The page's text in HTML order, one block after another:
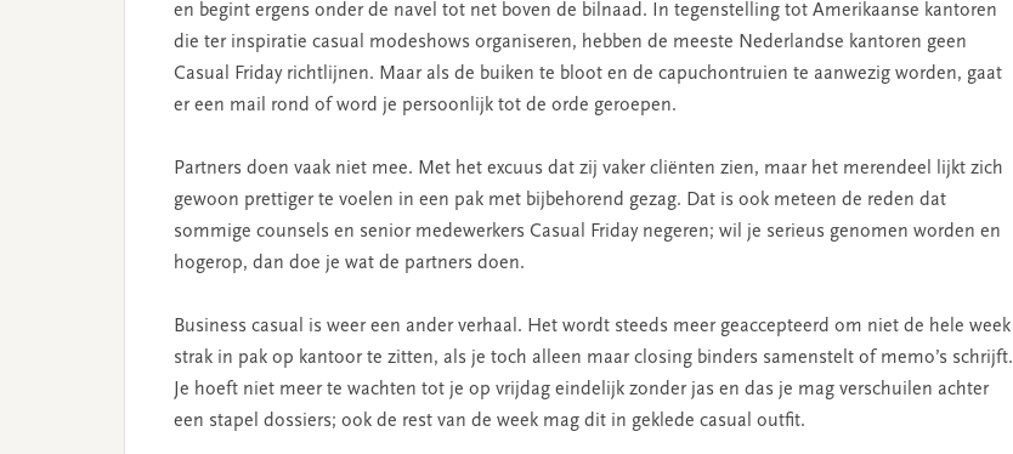
en begint ergens onder de navel tot net boven de bilnaad. In tegenstelling tot Amerikaanse kantoren
die ter inspiratie casual modeshows organiseren, hebben de meeste Nederlandse kantoren geen
Casual Friday richtlijnen. Maar als de buiken te bloot en de capuchontruien te aanwezig worden, gaat
er een mail rond of word je persoonlijk tot de orde geroepen.
Partners doen vaak niet mee. Met het excuus dat zij vaker cliënten zien, maar het merendeel lijkt zich
gewoon prettiger te voelen in een pak met bijbehorend gezag. Dat is ook meteen de reden dat
sommige counsels en senior medewerkers Casual Friday negeren; wil je serieus genomen worden en
hogerop, dan doe je wat de partners doen.
Business casual is weer een ander verhaal. Het wordt steeds meer geaccepteerd om niet de hele week
strak in pak op kantoor te zitten, als je toch alleen maar closing binders samenstelt of memo’s schrijft.
Je hoeft niet meer te wachten tot je op vrijdag eindelijk zonder jas en das je mag verschuilen achter
een stapel dossiers; ook de rest van de week mag dit in geklede casual outfit.